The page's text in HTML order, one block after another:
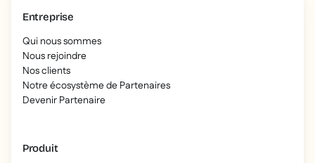
Entreprise
Qui nous sommes
Nous rejoindre
Nos clients
Notre écosystème de Partenaires
Devenir Partenaire
Produit